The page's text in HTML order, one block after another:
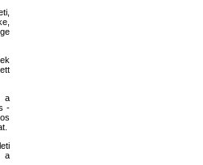
a
-
a